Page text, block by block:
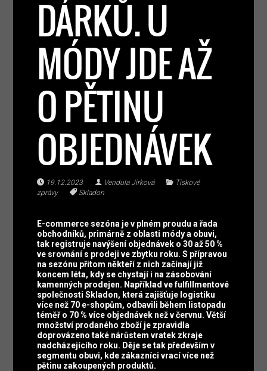
DÁRKŮ. U
MÓDY JDE AŽ
O PĚTINU
OBJEDNÁVEK
19.12.2023 Vendula Jirková
Tiskové
zprávy
Skladon
E-commerce sezóna je v plném proudu a řada
obchodníků, primárně z oblasti módy a obuvi,
tak registruje navýšení objednávek o 30 až 50 %
ve srovnání s prodeji ve zbytku roku. S přípravou
na sezónu přitom někteří z nich začínají již
koncem léta, kdy se chystají i na zásobování
kamenných prodejen. Například ve fulfillmentové
společnosti Skladon, která zajišťuje logistiku
více než 70 e-shopům, odbavili během listopadu
téměř o 70 % více objednávek než v červnu. Větší
množství prodaného zboží je zpravidla
doprovázeno také nárůstem vratek zkraje
nadcházejícího roku. Děje se tak především v
segmentu obuvi, kde zákazníci vrací více než
pětinu zakoupených produktů.